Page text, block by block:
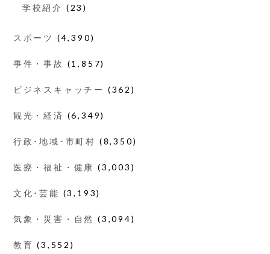
学校紹介 (23)
スポーツ (4,390)
事件・事故 (1,857)
ビジネスキャッチー (362)
観光・経済 (6,349)
行政･地域･市町村 (8,350)
医療・福祉・健康 (3,003)
文化･芸能 (3,193)
気象・災害・自然 (3,094)
教育 (3,552)